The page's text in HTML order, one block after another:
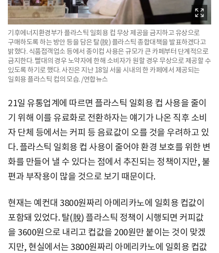
기후에너지환경부가 플라스틱 일회용 컵 무상 제공을 금지하고 유상으로
구매하도록 하는 방안 등을 담은 탈(脫) 플라스틱 종합대책을 발표하겠다고
밝혔다. 식품접객업소 등에서 종이컵 사용은 규모가 큰 카페부터 단계적으로
금지한다. 빨대의 경우 노약자에 한해 소비자가 원할 경우 무상으로 제공할 수
있도록 하기로 했다. 사진은 지난 18일 서울 시내의 한 카페에서 제공되는
일회용 플라스틱 컵의 모습. /연합뉴스
21일 유통업계에 따르면 플라스틱 일회용 컵 사용을 줄이
기 위해 이를 유료화로 전환하자는 얘기가 나온 직후 소비
자 단체 등에서는 커피 등 음료값이 오를 것을 우려하고 있
다. 플라스틱 일회용 컵 사용이 줄어야 환경 보호를 위한 변
화를 만들어 낼 수 있다는 점에서 추진되는 정책이지만, 불
편과 부작용이 많을 것으로 보기 때문이다.
현재는 예컨대 3800원짜리 아메리카노에 일회용 컵값이
포함돼 있었다. 탈(脫) 플라스틱 정책이 시행되면 커피값
을 3600원으로 내리고 컵값을 200원만 붙이는 것이 맞겠
지만, 현실에서는 3800원짜리 아메리카노에 일회용 컵값